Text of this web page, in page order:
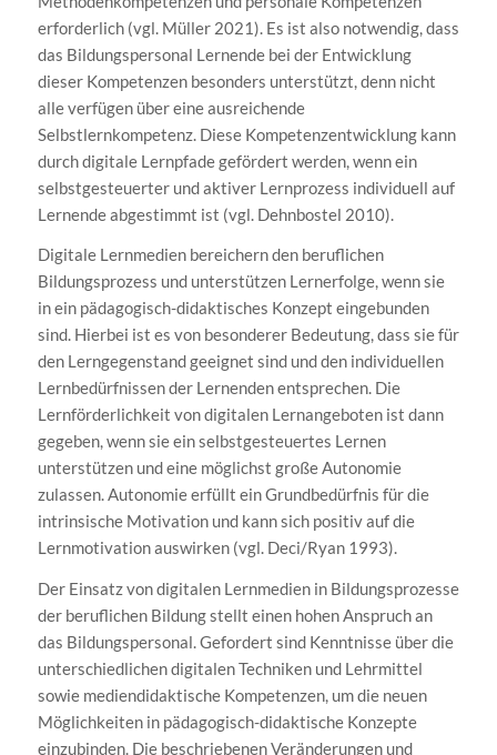
erforderlich (vgl. Müller 2021). Es ist also notwendig, dass
das Bildungspersonal Lernende bei der Entwicklung
dieser Kompetenzen besonders unterstützt, denn nicht
alle verfügen über eine ausreichende
Selbstlernkompetenz. Diese Kompetenzentwicklung kann
durch digitale Lernpfade gefördert werden, wenn ein
selbstgesteuerter und aktiver Lernprozess individuell auf
Lernende abgestimmt ist (vgl. Dehnbostel 2010).
Digitale Lernmedien bereichern den beruflichen
Bildungsprozess und unterstützen Lernerfolge, wenn sie
in ein pädagogisch-didaktisches Konzept eingebunden
sind. Hierbei ist es von besonderer Bedeutung, dass sie für
den Lerngegenstand geeignet sind und den individuellen
Lernbedürfnissen der Lernenden entsprechen. Die
Lernförderlichkeit von digitalen Lernangeboten ist dann
gegeben, wenn sie ein selbstgesteuertes Lernen
unterstützen und eine möglichst große Autonomie
zulassen. Autonomie erfüllt ein Grundbedürfnis für die
intrinsische Motivation und kann sich positiv auf die
Lernmotivation auswirken (vgl. Deci/Ryan 1993).
Der Einsatz von digitalen Lernmedien in Bildungsprozesse
der beruflichen Bildung stellt einen hohen Anspruch an
das Bildungspersonal. Gefordert sind Kenntnisse über die
unterschiedlichen digitalen Techniken und Lehrmittel
sowie mediendidaktische Kompetenzen, um die neuen
Möglichkeiten in pädagogisch-didaktische Konzepte
einzubinden. Die beschriebenen Veränderungen und